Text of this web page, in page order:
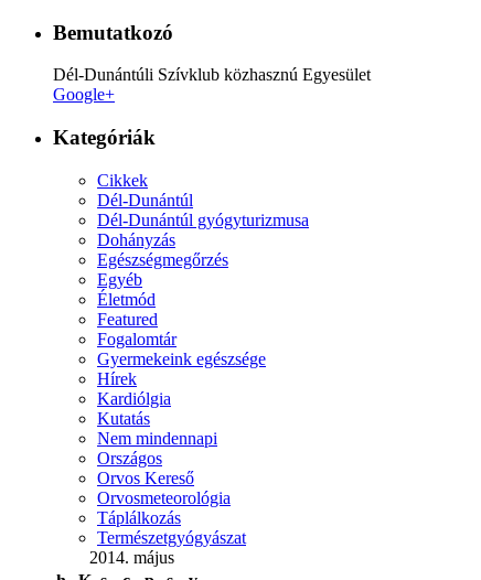
Bemutatkozó
Dél-Dunántúli Szívklub közhasznú Egyesület
Google+
Kategóriák
Cikkek
Dél-Dunántúl
Dél-Dunántúl gyógyturizmusa
Dohányzás
Egészségmegőrzés
Egyéb
Életmód
Featured
Fogalomtár
Gyermekeink egészsége
Hírek
Kardiólgia
Kutatás
Nem mindennapi
Országos
Orvos Kereső
Orvosmeteorológia
Táplálkozás
Természetgyógyászat
2014. május